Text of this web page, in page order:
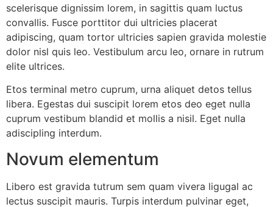
scelerisque dignissim lorem, in sagittis quam luctus
convallis. Fusce porttitor dui ultricies placerat
adipiscing, quam tortor ultricies sapien gravida molestie
dolor nisl quis leo. Vestibulum arcu leo, ornare in rutrum
elite ultrices.
Etos terminal metro cuprum, urna aliquet detos tellus
libera. Egestas dui suscipit lorem etos deo eget nulla
cuprum vestibum blandid et mollis a nisil. Eget nulla
adiscipling interdum.
Novum elementum
Libero est gravida tutrum sem quam vivera ligugal ac
lectus suscipit mauris. Turpis interdum pulvinar eget,